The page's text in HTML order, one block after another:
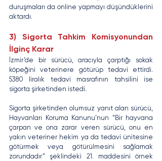
duruşmaları da online yapmayı düşündüklerini
aktardı.
3) Sigorta Tahkim Komisyonundan
İlginç Karar
İzmir’de bir sürücü, aracıyla çarptığı sokak
köpeğini veterinere götürüp tedavi ettirdi.
5380 liralık tedavi masrafının tahsilini ise
sigorta şirketinden istedi.
Sigorta şirketinden olumsuz yanıt alan sürücü,
Hayvanları Koruma Kanunu’nun “Bir hayvana
çarpan ve ona zarar veren sürücü, onu en
yakın veteriner hekim ya da tedavi ünitesine
götürmek veya götürülmesini sağlamak
zorundadır” şeklindeki 21. maddesini örnek